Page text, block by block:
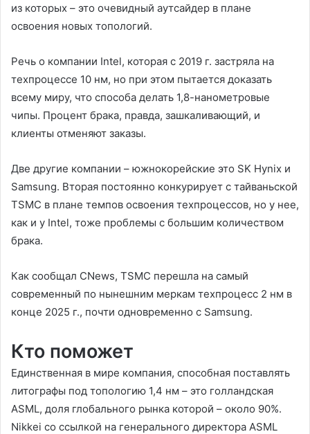
из которых – это очевидный аутсайдер в плане
освоения новых топологий.
Речь о компании Intel, которая с 2019 г. застряла на
техпроцессе 10 нм, но при этом пытается доказать
всему миру, что способа делать 1,8-нанометровые
чипы. Процент брака, правда, зашкаливающий, и
клиенты отменяют заказы.
Две другие компании – южнокорейские это SK Hynix и
Samsung. Вторая постоянно конкурирует с тайваньской
TSMC в плане темпов освоения техпроцессов, но у нее,
как и у Intel, тоже проблемы с большим количеством
брака.
Как сообщал CNews, TSMC перешла на самый
современный по нынешним меркам техпроцесс 2 нм в
конце 2025 г., почти одновременно с Samsung.
Кто поможет
Единственная в мире компания, способная поставлять
литографы под топологию 1,4 нм – это голландская
ASML, доля глобального рынка которой – около 90%.
Nikkei со ссылкой на генерального директора ASML